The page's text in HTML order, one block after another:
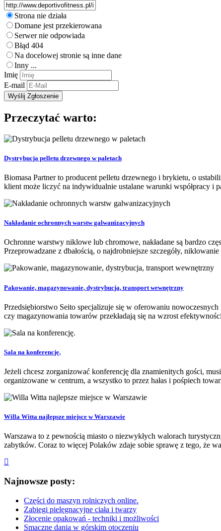
Strona nie działa
Domane jest przekierowana
Serwer nie odpowiada
Błąd 404
Na docelowej stronie są inne dane
Inny ...
Imię
E-mail
Przeczytać warto:
Dystrybucja pelletu drzewnego w paletach
Biomasa Partner to producent pelletu drzewnego i brykietu, o
klient może liczyć na indywidualnie ustalane warunki współpracy i
Nakładanie ochronnych warstw galwanizacyjnych
Ochronne warstwy niklowe lub chromowe, nakładane są bardzo
Przeprowadzane z dbałością, o najdrobniejsze szczegóły,
Pakowanie, magazynowanie, dystrybucja, transport wewnętrzny
Przedsiębiorstwo Seito specjalizuje się w oferowaniu
czy magazynowania towarów przekładają się na wzrost
Sala na konferencję.
Jeżeli chcesz zorganizować konferencję dla znamienitych gości,
organizowane w centrum, a wszystko to przez hałas i pośpiech
Willa Witta najlepsze miejsce w Warszawie
Warszawa to z pewnością miasto o niezwykłych walorach
zabytków. Coraz to więcej Polaków zdaje sobie sprawę z tego, że
Najnowsze posty:
Części do maszyn rolniczych online.
Zabiegi pielęgnacyjne ciała i twarzy
Złocenie opakowań - techniki i możliwości
Smaczne dania w górskim otoczeniu